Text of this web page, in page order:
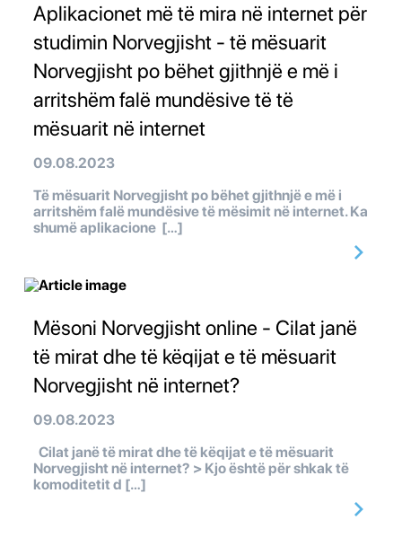
Aplikacionet më të mira në internet për
studimin Norvegjisht - të mësuarit
Norvegjisht po bëhet gjithnjë e më i
arritshëm falë mundësive të të
mësuarit në internet
09.08.2023
Të mësuarit Norvegjisht po bëhet gjithnjë e më i
arritshëm falë mundësive të mësimit në internet. Ka
shumë aplikacione […]
Mësoni Norvegjisht online - Cilat janë
të mirat dhe të këqijat e të mësuarit
Norvegjisht në internet?
09.08.2023
Cilat janë të mirat dhe të këqijat e të mësuarit
Norvegjisht në internet? > Kjo është për shkak të
komoditetit d […]